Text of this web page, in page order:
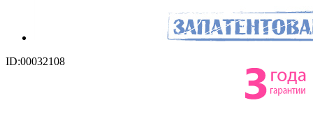
ID:00032108